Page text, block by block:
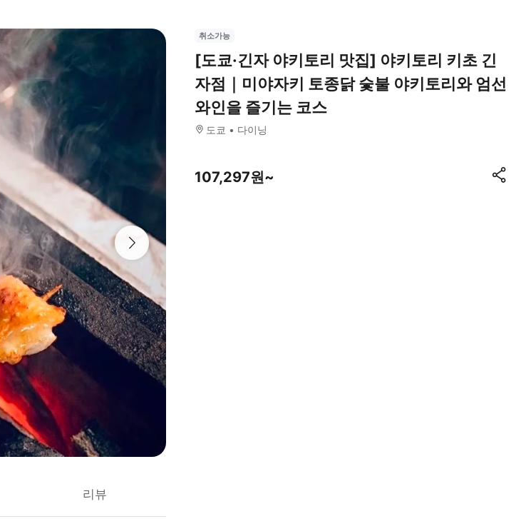
리뷰
취소가능
[도쿄·긴자 야키토리 맛집] 야키토리 키초 긴
자점｜미야자키 토종닭 숯불 야키토리와 엄선
와인을 즐기는 코스
도쿄 다이닝
107,297원~